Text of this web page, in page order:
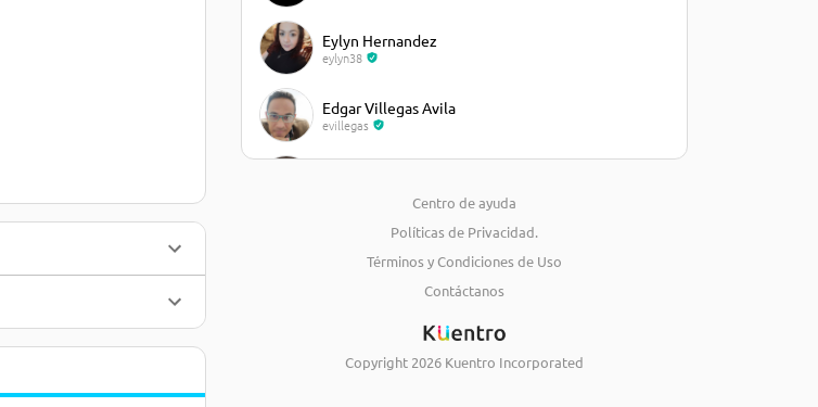
Eylyn Hernandez
eylyn38
Edgar Villegas Avila
evillegas
Miguel Marval
marval21
Centro de ayuda
Políticas de Privacidad.
Términos y Condiciones de Uso
Contáctanos
Copyright 2026 Kuentro Incorporated